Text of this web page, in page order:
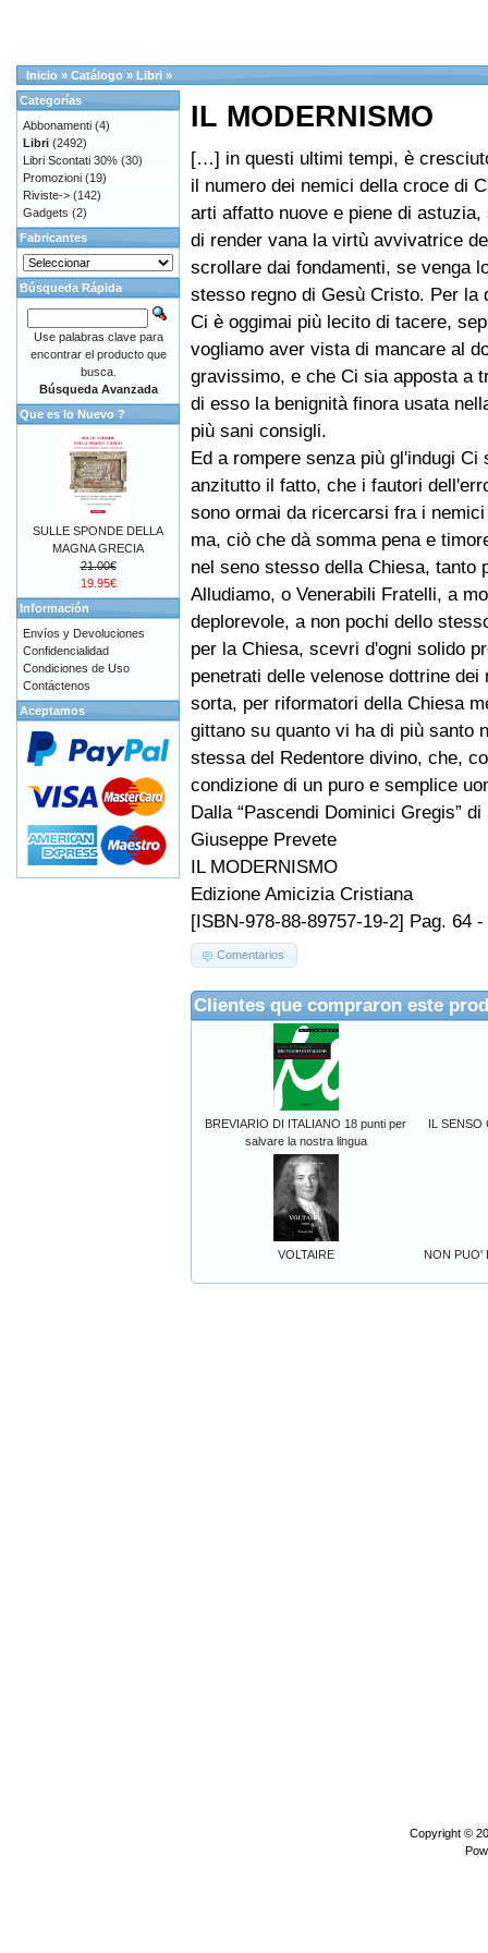
Inicio » Catálogo » Libri »
IL MODERNISMO
[…] in questi ultimi tempi, è
il numero dei nemici della croce di
arti affatto nuove e piene di
di render vana la virtù avvivatrice
scrollare dai fondamenti, se venga
stesso regno di Gesù Cristo. Per la
Ci è oggimai più lecito di tacere,
vogliamo aver vista di mancare al
gravissimo, e che Ci sia apposta a
di esso la benignità finora usata
più sani consigli.
Ed a rompere senza più gl'indugi Ci
anzitutto il fatto, che i fautori
sono ormai da ricercarsi fra i
ma, ciò che dà somma pena e
nel seno stesso della Chiesa, tanto
Alludiamo, o Venerabili Fratelli, a
deplorevole, a non pochi dello
per la Chiesa, scevri d'ogni solido
penetrati delle velenose dottrine
sorta, per riformatori della Chiesa
gittano su quanto vi ha di più santo
stessa del Redentore divino, che,
condizione di un puro e semplice
Dalla “Pascendi Dominici Gregis”
Giuseppe Prevete
IL MODERNISMO
Edizione Amicizia Cristiana
[ISBN-978-88-89757-19-2] Pag. 64
Comentarios
Clientes que compraron este
BREVIARIO DI ITALIANO 18 punti per
salvare la nostra lingua
IL SENSO
VOLTAIRE NON PUO'
Categorías
Abbonamenti (4)
Libri (2492)
Libri Scontati 30% (30)
Promozioni (19)
Riviste-> (142)
Gadgets (2)
Fabricantes
Búsqueda Rápida
Use palabras clave para
encontrar el producto que
busca.
Búsqueda Avanzada
Que es lo Nuevo ?
SULLE SPONDE DELLA
MAGNA GRECIA
21.00€
19.95€
Información
Envíos y Devoluciones
Confidencialidad
Condiciones de Uso
Contáctenos
Aceptamos
Copyright ©